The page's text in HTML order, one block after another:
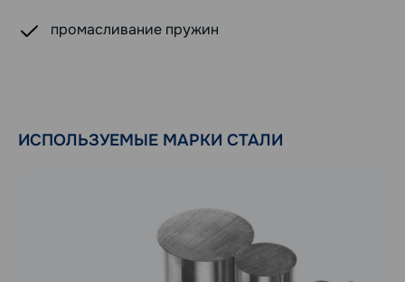
промасливание пружин
ИСПОЛЬЗУЕМЫЕ МАРКИ СТАЛИ